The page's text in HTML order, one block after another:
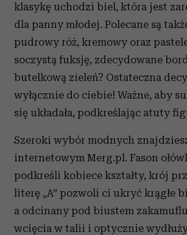
klasykę uchodzi biel, która jest
dla panny młodej. Polecane są
pudrowy róż, kremowy oraz
soczystą fuksję, zdecydowane
butelkową zieleń? Ostateczna
wyłącznie do ciebie! Ważne, aby
się układała, podkreślając atuty
Szeroki wybór modnych
internetowym Merg.pl. Fason
podkreśli kobiece kształty, krój
literę „A” pozwoli ci ukryć krągłe
a odcinany pod biustem
wcięcia w talii i optycznie